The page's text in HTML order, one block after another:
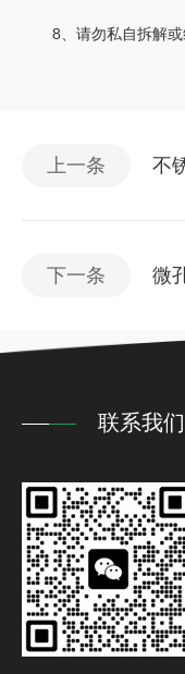
8、请勿私自拆解或
上一条 不
下一条 微
联系我们